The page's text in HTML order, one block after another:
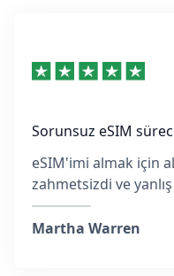
Sorunsuz eSIM
eSIM'imi almak için
zahmetsizdi ve
girmiş olsam da, ekip
her adımda yardımcı
Martha Warren